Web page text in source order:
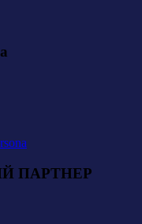
ПАРТНЕР